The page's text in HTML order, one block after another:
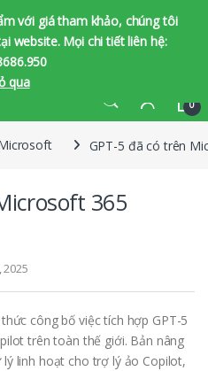
với giá tham khảo, chúng tôi
website. Mọi chi tiết liên hệ:
qua
0
GPT-5 đã có trên
365
2025
công bố việc tích hợp GPT-5
trên toàn thế giới. Bản nâng
linh hoạt cho trợ lý ảo Copilot,